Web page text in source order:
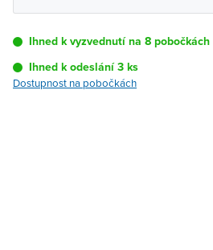
Ihned k vyzvednutí na 8 pobočkách
Ihned k odeslání 3 ks
Dostupnost na pobočkách